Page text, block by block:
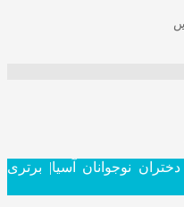
دختران نوجوانان آسیا| برتری